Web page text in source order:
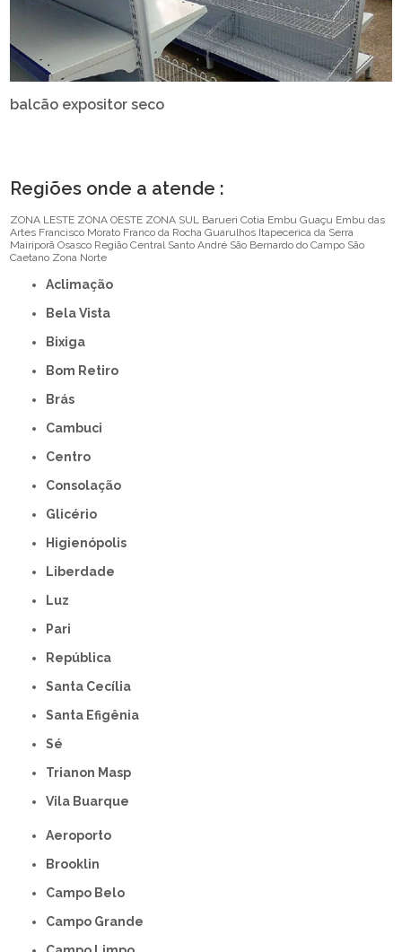
balcão expositor seco
Regiões onde a atende :
ZONA LESTE ZONA OESTE ZONA SUL Barueri Cotia Embu Guaçu Embu das
Artes Francisco Morato Franco da Rocha Guarulhos Itapecerica da Serra
Mairiporã Osasco Região Central Santo André São Bernardo do Campo São
Caetano Zona Norte
Aclimação
Bela Vista
Bixiga
Bom Retiro
Brás
Cambuci
Centro
Consolação
Glicério
Higienópolis
Liberdade
Luz
Pari
República
Santa Cecília
Santa Efigênia
Sé
Trianon Masp
Vila Buarque
Aeroporto
Brooklin
Campo Belo
Campo Grande